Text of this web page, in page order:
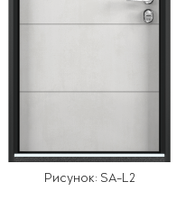
Рисунок: SA-L2